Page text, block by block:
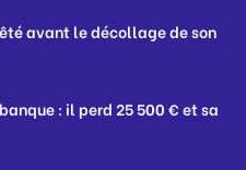
avant le décollage de son
: il perd 25 500 € et sa